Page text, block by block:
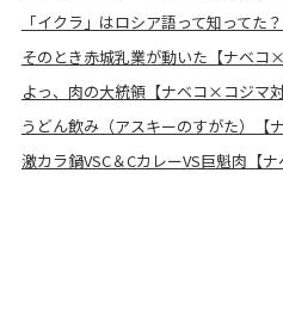
「イクラ」はロシア語って知ってた
そのとき赤城乳業が動いた【ナベコ×
よっ、肉の大統領【ナベコ×コジマ対
うどん飲み（アスキーのすがた）【
激カラ鍋VSC＆CカレーVS巨魁肉【